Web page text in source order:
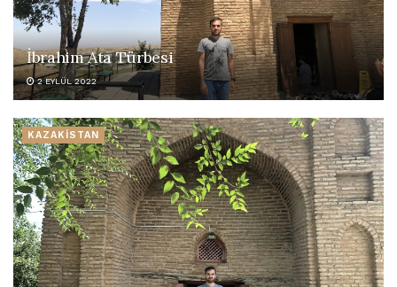
İbrahim Ata Türbesi
2 EYLÜL 2022
KAZAKİSTAN